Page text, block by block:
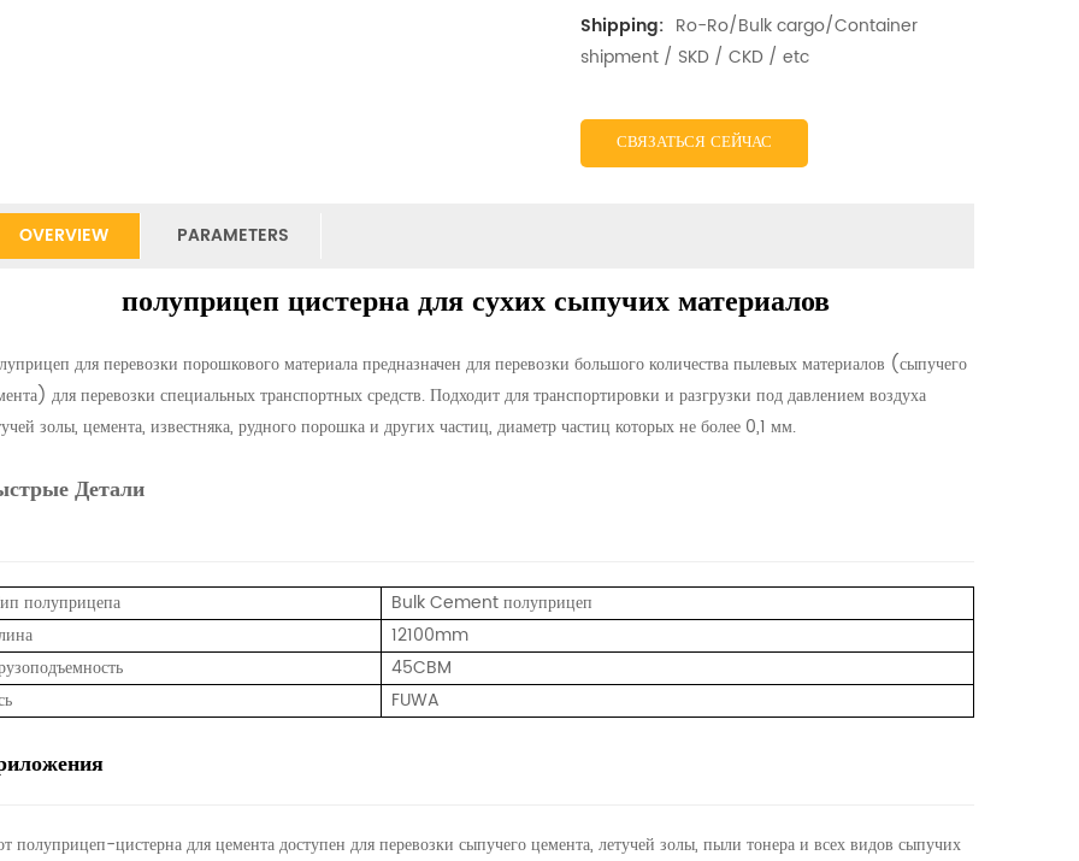
Shipping: Ro-Ro/Bulk cargo/Container
shipment / SKD / CKD / etc
СВЯЗАТЬСЯ СЕЙЧАС
OVERVIEW PARAMETERS
полуприцеп цистерна для сухих сыпучих материалов
для перевозки порошкового материала предназначен для перевозки большого количества пылевых материалов (сыпучего
для перевозки специальных транспортных средств. Подходит для транспортировки и разгрузки под давлением воздуха
золы, цемента, известняка, рудного порошка и других частиц, диаметр частиц которых не более 0,1 мм.
Детали
полуприцепа
Bulk Cement полуприцеп
12100mm
45CBM
FUWA
полуприцеп-цистерна для цемента доступен для перевозки сыпучего цемента, летучей золы, пыли тонера и всех видов сыпучих